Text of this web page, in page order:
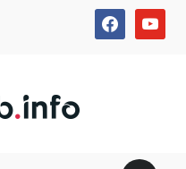
facebookyoutube